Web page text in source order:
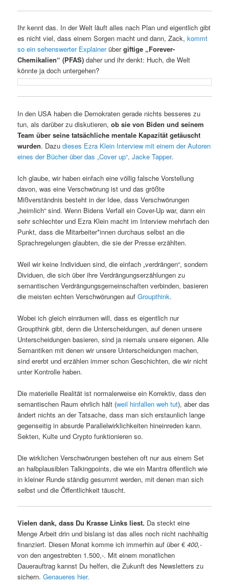
Ihr kennt das. In der Welt läuft alles nach Plan und eigentlich gibt
es nicht viel, dass einem Sorgen macht und dann, Zack,kommt
so ein sehenswerter Explainerübergiftige „Forever-
Chemikalien“ (PFAS) daher und ihr denkt: Huch, die Welt
könnte ja doch untergehen?
In den USA haben die Demokraten gerade nichts besseres zu
tun, als darüber zu diskutieren,ob sie von Biden und seinem
Team über seine tatsächliche mentale Kapazität getäuscht
wurden. Dazudieses Ezra Klein Interview mit einem der Autoren
eines der Bücher über das „Cover up“, Jacke Tapper.
Ich glaube, wir haben einfach eine völlig falsche Vorstellung
davon, was eine Verschwörung ist und das größte
Mißverständnis besteht in der Idee, dass Verschwörungen
„heimlich“ sind. Wenn Bidens Verfall ein Cover-Up war, dann ein
sehr schlechter und Ezra Klein macht im Interview mehrfach den
Punkt, dass die Mitarbeiter*innen durchaus selbst an die
Sprachregelungen glaubten, die sie der Presse erzählten.
Weil wir keine Individuen sind, die einfach „verdrängen“, sondern
Dividuen, die sich über ihre Verdrängungserzählungen zu
semantischen Verdrängungsgemeinschaften verbinden, basieren
die meisten echten Verschwörungen aufGroupthink.
Wobei ich gleich einräumen will, dass es eigentlich nur
Groupthink gibt, denn die Unterscheidungen, auf denen unsere
Unterscheidungen basieren, sind ja niemals unsere eigenen. Alle
Semantiken mit denen wir unsere Unterscheidungen machen,
sind ererbt und erzählen immer schon Geschichten, die wir nicht
unter Kontrolle haben.
Die materielle Realität ist normalerweise ein Korrektiv, dass den
semantischen Raum ehrlich hält (weil hinfallen weh tut), aber das
ändert nichts an der Tatsache, dass man sich erstaunlich lange
gegenseitig in absurde Parallelwirklichkeiten hineinreden kann.
Sekten, Kulte und Crypto funktionieren so.
Die wirklichen Verschwörungen bestehen oft nur aus einem Set
an halbplausiblen Talkingpoints, die wie ein Mantra öffentlich wie
in kleiner Runde ständig gesummt werden, mit denen man sich
selbst und die Öffentlichkeit täuscht.
Vielen dank, dass Du Krasse Links liest. Da steckt eine
Menge Arbeit drin und bislang ist das alles noch nicht nachhaltig
finanziert. Diesen Monat komme ich immerhin auf über €400,-
von den angestrebten 1.500,-. Mit einem monatlichen
Dauerauftrag kannst Du helfen, die Zukunft des Newsletters zu
sichern.Genaueres hier.